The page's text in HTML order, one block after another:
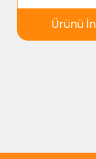
Ürünü